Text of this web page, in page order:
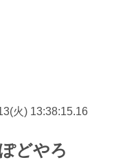
火) 13:38:15.16
どやろ